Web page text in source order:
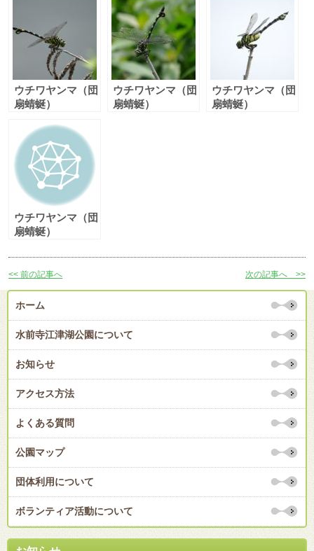
ウチワヤンマ（団
扇蜻蜒）
ウチワヤンマ（団
扇蜻蜒）
ウチワヤンマ（団
扇蜻蜒）
ウチワヤンマ（団
扇蜻蜒）
<< 前の記事へ 次の記事へ >>
ホーム
水前寺江津湖公園について
お知らせ
アクセス方法
よくある質問
公園マップ
団体利用について
ボランティア活動について